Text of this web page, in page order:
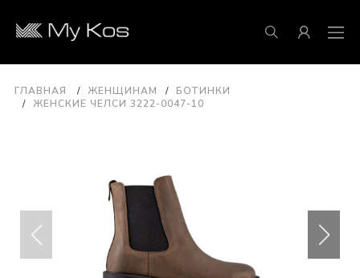
ГЛАВНАЯ ЖЕНЩИНАМ
БОТИНКИ
ЖЕНСКИЕ ЧЕЛСИ 3222-0047-10